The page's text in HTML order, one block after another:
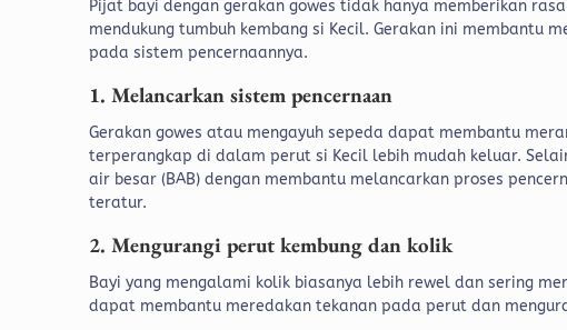
Pijat bayi dengan gerakan gowes tidak hanya memberikan
mendukung tumbuh kembang si Kecil. Gerakan ini membantu
pada sistem pencernaannya.
1. Melancarkan sistem pencernaan
Gerakan gowes atau mengayuh sepeda dapat membantu
terperangkap di dalam perut si Kecil lebih mudah keluar.
air besar (BAB) dengan membantu melancarkan proses
teratur.
2. Mengurangi perut kembung dan kolik
Bayi yang mengalami kolik biasanya lebih rewel dan sering
dapat membantu meredakan tekanan pada perut dan